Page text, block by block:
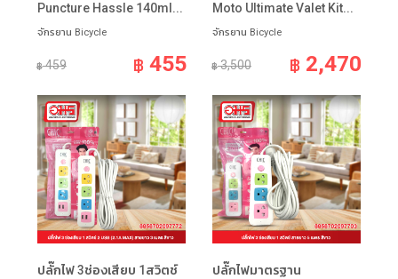
Puncture Hassle 140ml...
จักรยาน Bicycle
฿459 ฿ 455
Moto Ultimate Valet Kit...
จักรยาน Bicycle
฿3,500 ฿ 2,470
ปลั๊กไฟ 3ช่องเสียบ 1สวิตช์
ปลั๊กไฟมาตรฐาน